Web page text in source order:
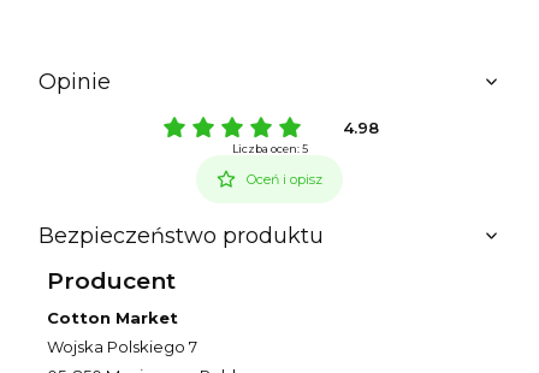
Opinie
4.98
Liczba ocen: 5
Oceń i opisz
Bezpieczeństwo produktu
Producent
Cotton Market
Wojska Polskiego 7